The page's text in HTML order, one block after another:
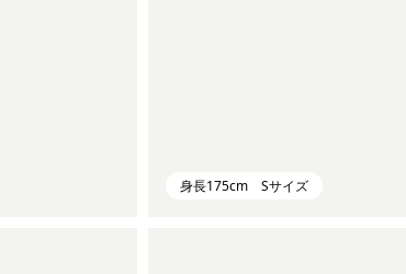
身長175cm Sサイズ